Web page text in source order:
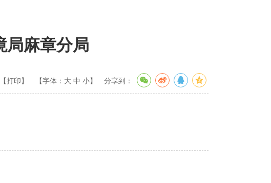
局麻章分局
【打印】 【字体： 大 中 小】 分享到：